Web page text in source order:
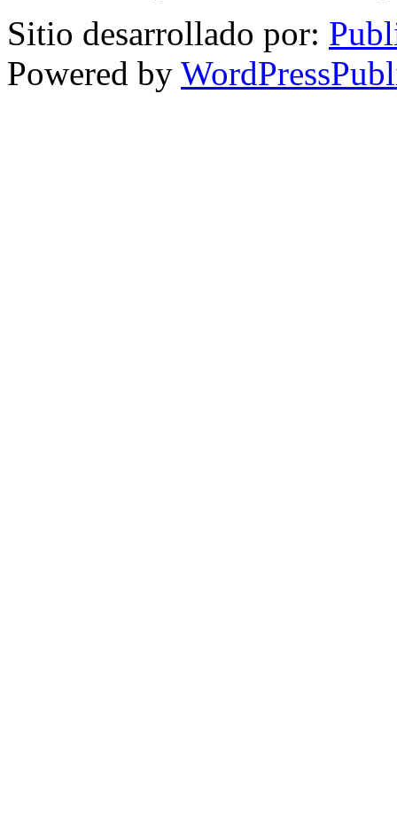
Sitio desarrollado por:
Powered by